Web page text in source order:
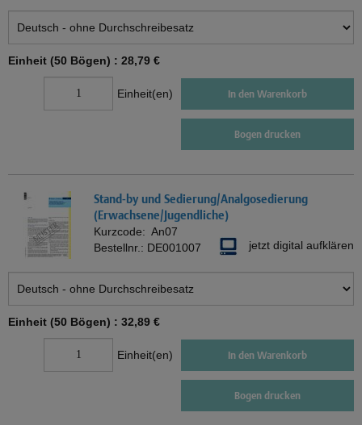
Einheit (50 Bögen) : 28,79 €
Einheit(en) In den Warenkorb
Bogen drucken
Stand-by und Sedierung/Analgosedierung
(Erwachsene/Jugendliche)
Kurzcode: An07
Bestellnr.: DE001007 jetzt digital aufklären
Einheit (50 Bögen) : 32,89 €
Einheit(en) In den Warenkorb
Bogen drucken